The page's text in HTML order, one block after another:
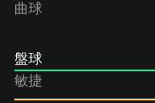
曲球
盤球
敏捷